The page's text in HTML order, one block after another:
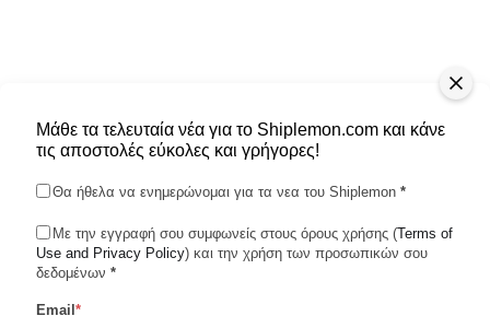
Shiplemon © 2026
Μάθε τα τελευταία νέα για το Shiplemon.com και κάνε
τις αποστολές εύκολες και γρήγορες!
Θα ήθελα να ενημερώνομαι για τα νεα του Shiplemon *
Με την εγγραφή σου συμφωνείς στους όρους χρήσης (Terms of
Use and Privacy Policy) και την χρήση των προσωπικών σου
δεδομένων *
Email *